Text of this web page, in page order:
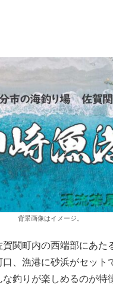
背景画像はイメージ。
関町内の西端部にあた
、漁港に砂浜がセット
釣りが楽しめるのが特